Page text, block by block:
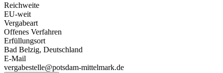
Reichweite
EU-weit
Vergabeart
Offenes Verfahren
Erfüllungsort
Bad Belzig, Deutschland
E-Mail
vergabestelle@potsdam-mittelmark.de